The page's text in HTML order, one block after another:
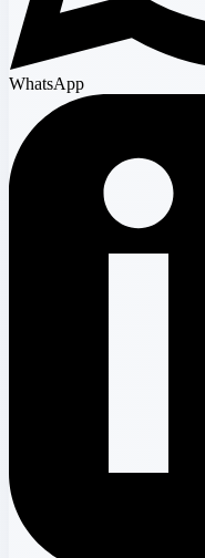
WhatsApp